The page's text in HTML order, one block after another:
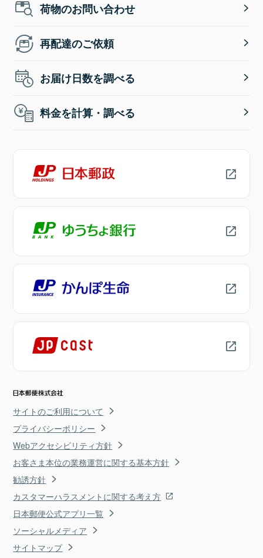
荷物のお問い合わせ
再配達のご依頼
お届け日数を調べる
料金を計算・調べる
サイトのご利用について
プライバシーポリシー
Webアクセシビリティ方針
お客さま本位の業務運営に関する基本方針
勧誘方針
カスタマーハラスメントに関する考え方
日本郵便公式アプリ一覧
ソーシャルメディア
サイトマップ